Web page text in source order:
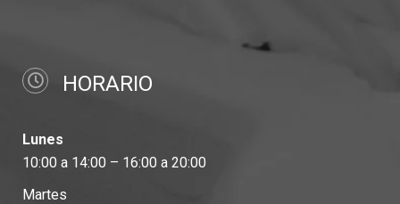
HORARIO
Lunes
10:00 a 14:00 – 16:00 a 20:00
Martes